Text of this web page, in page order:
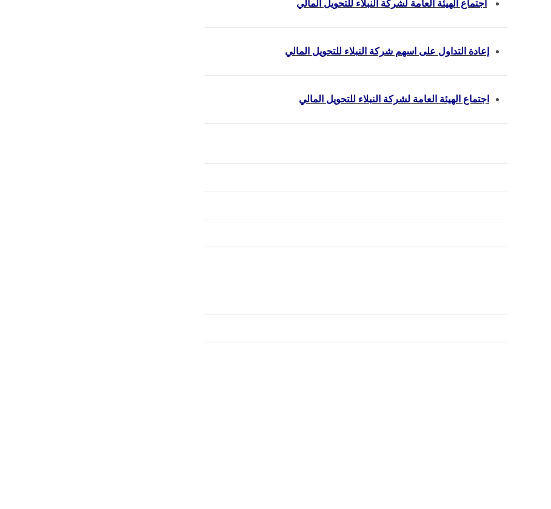
اجتماع الهيئة العامة لشركة النبلاء للتحويل المالي
إعادة التداول على اسهم شركة النبلاء للتحويل المالي
اجتماع الهيئة العامة لشركة النبلاء للتحويل المالي